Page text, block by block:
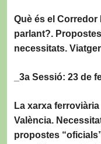
Què és el
parlant?.
necessitats.
_3a Sessió: 23 de
La xarxa
València.
propostes